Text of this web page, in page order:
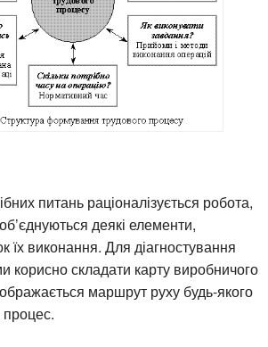
питань раціоналізується робота,
деякі елементи,
їх виконання. Для діагностування
корисно складати карту виробничого
маршрут руху будь-якого
процес.